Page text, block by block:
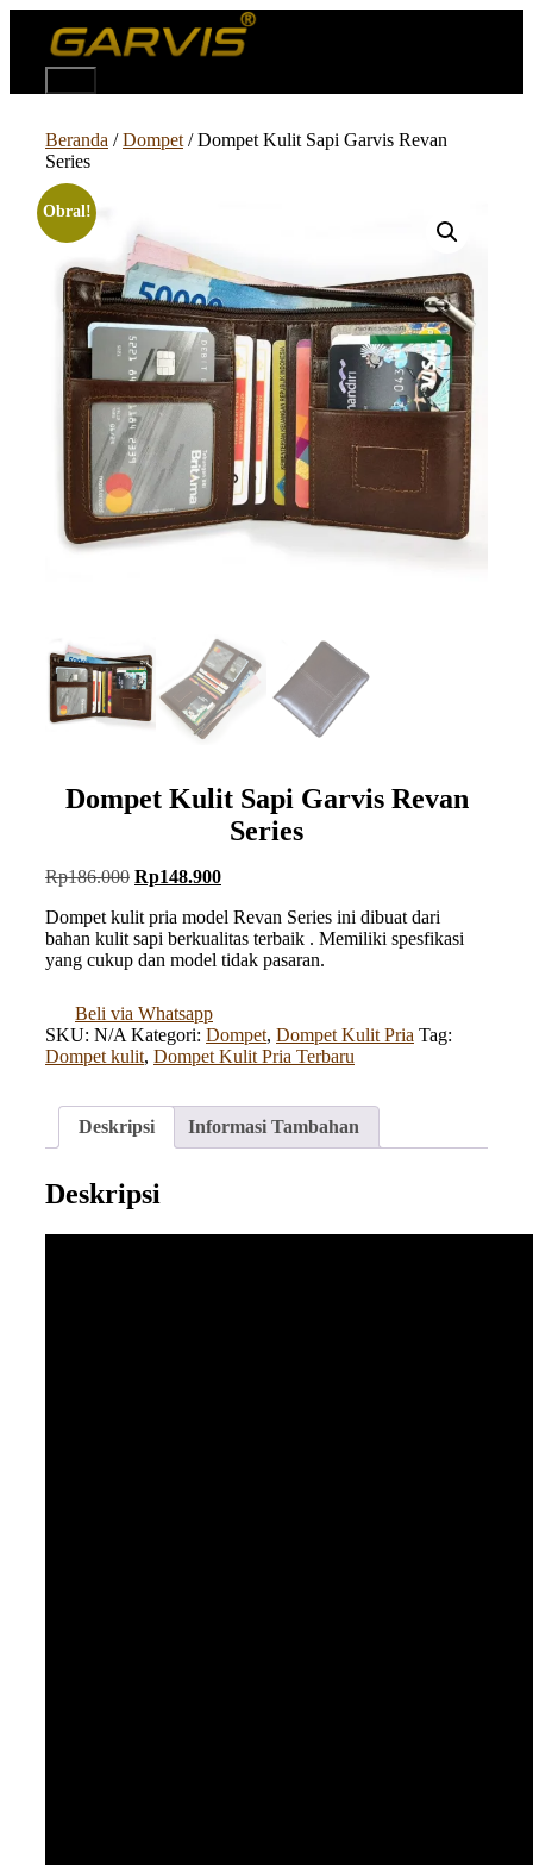
Beranda /Dompet / Dompet Kulit Sapi Garvis Revan
Series
Obral!
Dompet Kulit Sapi Garvis Revan
Series
Rp186.000 Harga
adalah:
Rp186.000.
Rp148.900Harga
ini
adalah:
Rp148.900.
Dompet kulit pria model Revan Series ini dibuat dari
bahan kulit sapi berkualitas terbaik . Memiliki spesfikasi
yang cukup dan model tidak pasaran.
Beli via Whatsapp
SKU: N/A Kategori: Dompet, Dompet Kulit Pria Tag:
Dompet kulit, Dompet Kulit Pria Terbaru
Deskripsi Informasi Tambahan
Deskripsi